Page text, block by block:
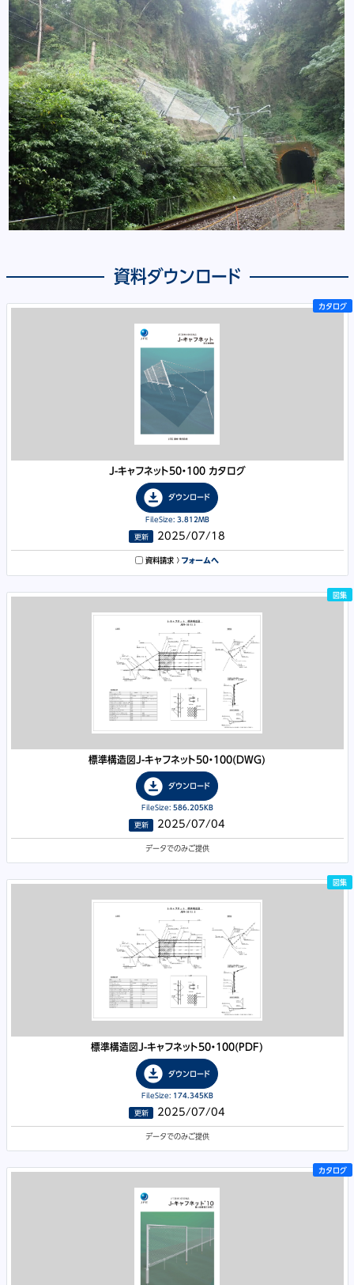
資料ダウンロード
J-キャフネット50・100 カタログ
download_for_offline ダウンロード
FileSize: 3.812MB
更新 2025/07/18
資料請求 フォームへ
カタログ
標準構造図J-キャフネット50・100(DWG)
download_for_offline ダウンロード
FileSize: 586.205KB
更新 2025/07/04
データでのみご提供
図集
標準構造図J-キャフネット50・100(PDF)
download_for_offline ダウンロード
FileSize: 174.345KB
更新 2025/07/04
データでのみご提供
図集
カタログ